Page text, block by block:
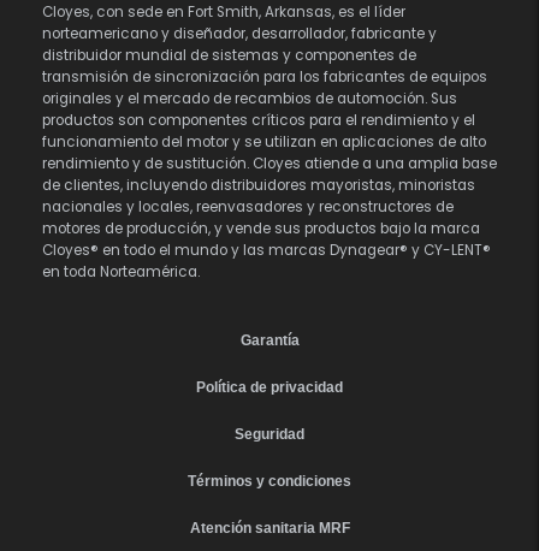
Cloyes, con sede en Fort Smith, Arkansas, es el líder
norteamericano y diseñador, desarrollador, fabricante y
distribuidor mundial de sistemas y componentes de
transmisión de sincronización para los fabricantes de equipos
originales y el mercado de recambios de automoción. Sus
productos son componentes críticos para el rendimiento y el
funcionamiento del motor y se utilizan en aplicaciones de alto
rendimiento y de sustitución. Cloyes atiende a una amplia base
de clientes, incluyendo distribuidores mayoristas, minoristas
nacionales y locales, reenvasadores y reconstructores de
motores de producción, y vende sus productos bajo la marca
Cloyes® en todo el mundo y las marcas Dynagear® y CY-LENT®
en toda Norteamérica.
Garantía
Política de privacidad
Seguridad
Términos y condiciones
Atención sanitaria MRF